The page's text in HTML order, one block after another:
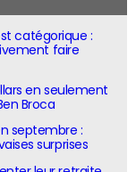
catégorique :
faire
en seulement
Broca
septembre :
surprises